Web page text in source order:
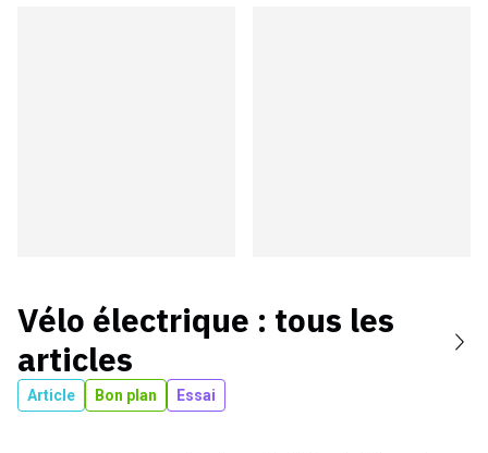
Vélo électrique : tous les
articles
Article Bon plan Essai